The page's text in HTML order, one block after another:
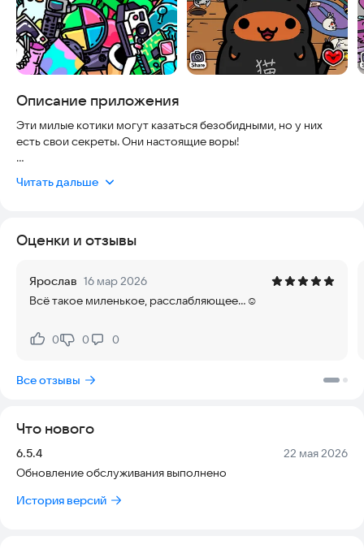
Описание приложения
Эти милые котики могут казаться безобидными, но у них
есть свои секреты. Они настоящие воры!
Однако пушистые и игривые лапки котика быстро заполнят
сокровищами.
Никогда не угадаешь, что еще принесет тебе этот котик.
Попробуй отправить своего питомца на поиски сокровищ
Читать дальше
Оценки и отзывы
Ярослав 16 мар 2026
Всё такое миленькое, расслабляющее...☺️
Нравится:
0Не нравится:
0 0
Все отзывы
Что нового
Версия:
6.5.4 Дата:
22 мая 2026
Обновление обслуживания выполнено
История версий